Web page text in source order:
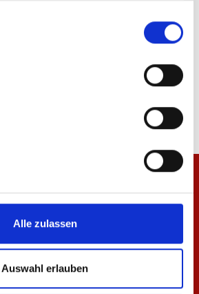
Alle zulassen
Auswahl erlauben
Hose Wardrobe Pro